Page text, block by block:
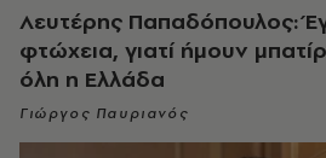
Λευτέρης Παπαδόπουλος:
φτώχεια, γιατί ήμουν
όλη η Ελλάδα
Γιώργος Παυριανός